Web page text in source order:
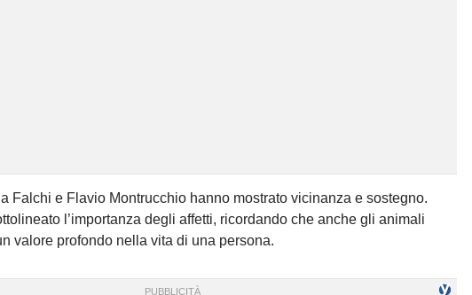
Falchi e Flavio Montrucchio hanno mostrato vicinanza e sostegno.
l’importanza degli affetti, ricordando che anche gli animali
valore profondo nella vita di una persona.